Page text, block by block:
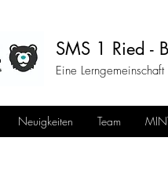
SMS 1 Ried -
Eine Lerngemeinschaft
Neuigkeiten Team